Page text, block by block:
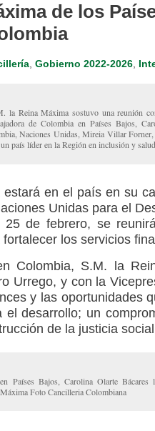
de los
Gobierno 2022-2026
la Reina Máxima sostuvo una reunión
de Colombia en Países Bajos,
Naciones Unidas, Mireia Villar
país líder en la Región en inclusión y
en el país en su
Unidas para el
25 de febrero, se
los servicios
Colombia, S.M. la
Urrego, y con la
y las oportunidades
el desarrollo; un
de la justicia
Países Bajos, Carolina Olarte
Foto Cancilleria Colombiana